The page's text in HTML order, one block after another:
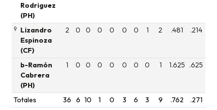
Rodriguez
(PH)
9
Lizandro
Espinoza
(CF)
2 0 0 0 0 0 0 1 2 .481 .214
b-Ramón
Cabrera
(PH)
1 0 0 0 0 0 0 0 1 1.625 .625
Totales 36 6 10 1 0 3 6 3 9 .762 .271